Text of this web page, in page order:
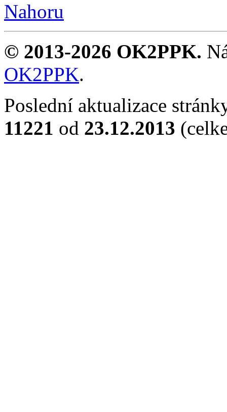
Nahoru
© 2013-2026 OK2PPK.
OK2PPK.
Poslední aktualizace
11221 od 23.12.2013